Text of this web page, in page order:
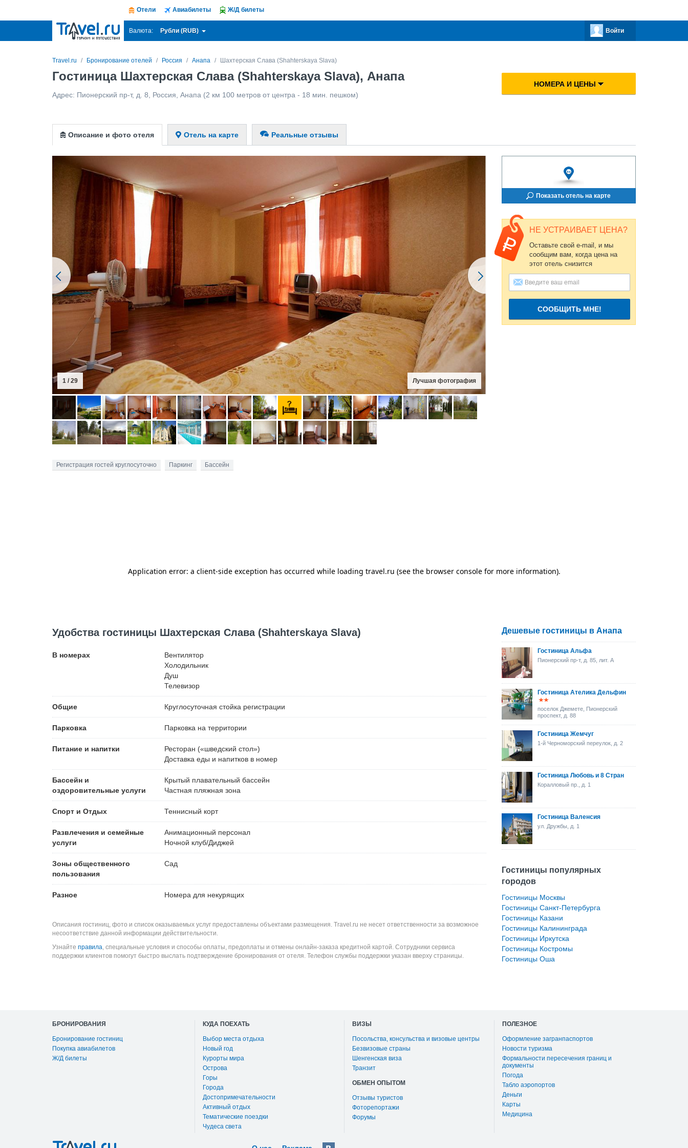
Отели Авиабилеты Ж/Д билеты
Валюта: Рубли (RUB) Войти
Travel.ru Бронирование отелей Россия Анапа Шахтерская Слава (Shahterskaya Slava)
Гостиница Шахтерская Слава (Shahterskaya Slava), Анапа
Адрес: Пионерский пр-т, д. 8 Россия Анапа (2 км 100 метров от центра - 18 мин. пешком)
НОМЕРА И ЦЕНЫ
Описание и фото отеля Отель на карте Реальные отзывы
1 / 29 Лучшая фотография
Регистрация гостей круглосуточно Паркинг Бассейн
Показать отель на карте
НЕ УСТРАИВАЕТ ЦЕНА?
Оставьте свой e-mail, и мы
сообщим вам, когда цена на
этот отель снизится
СООБЩИТЬ МНЕ!
Удобства гостиницы Шахтерская Слава (Shahterskaya Slava)
В номерах
Вентилятор
Холодильник
Душ
Телевизор
Общие Круглосуточная стойка регистрации
Парковка Парковка на территории
Питание и напитки
Ресторан («шведский стол»)
Доставка еды и напитков в номер
Бассейн и
оздоровительные услуги
Крытый плавательный бассейн
Частная пляжная зона
Спорт и Отдых Теннисный корт
Развлечения и семейные
услуги
Анимационный персонал
Ночной клуб/Диджей
Зоны общественного
пользования
Сад
Разное Номера для некурящих
Описания гостиниц, фото и список оказываемых услуг предоставлены объектами размещения. Travel.ru не несет ответственности за возможное
несоответствие данной информации действительности.
Узнайте правила, специальные условия и способы оплаты, предоплаты и отмены онлайн-заказа кредитной картой. Сотрудники сервиса
поддержки клиентов помогут быстро выслать подтверждение бронирования от отеля. Телефон службы поддержки указан вверху страницы.
Дешевые гостиницы в Анапа
Гостиница Альфа
Пионерский пр-т, д. 85, лит. А
Гостиница Ателика Дельфин
поселок Джемете, Пионерский
проспект, д. 88
Гостиница Жемчуг
1-й Черноморский переулок, д. 2
Гостиница Любовь и 8 Стран
Коралловый пр., д. 1
Гостиница Валенсия
ул. Дружбы, д. 1
Гостиницы популярных
городов
Гостиницы Москвы
Гостиницы Санкт-Петербурга
Гостиницы Казани
Гостиницы Калининграда
Гостиницы Иркутска
Гостиницы Костромы
Гостиницы Оша
БРОНИРОВАНИЯ
Бронирование гостиниц
Покупка авиабилетов
Ж/Д билеты
КУДА ПОЕХАТЬ
Выбор места отдыха
Новый год
Курорты мира
Острова
Горы
Города
Достопримечательности
Активный отдых
Тематические поездки
Чудеса света
ВИЗЫ
Посольства, консульства и визовые центры
Безвизовые страны
Шенгенская виза
Транзит
ОБМЕН ОПЫТОМ
Отзывы туристов
Фоторепортажи
Форумы
ПОЛЕЗНОЕ
Оформление загранпаспортов
Новости туризма
Формальности пересечения границ и
документы
Погода
Табло аэропортов
Деньги
Карты
Медицина